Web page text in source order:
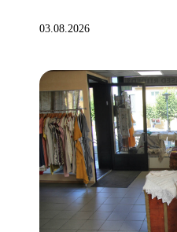
03.08.2026